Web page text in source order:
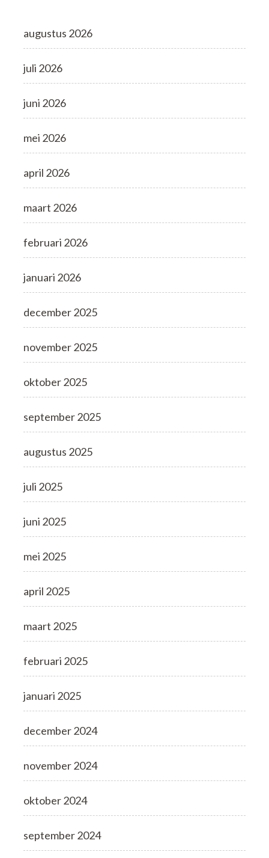
augustus 2026
juli 2026
juni 2026
mei 2026
april 2026
maart 2026
februari 2026
januari 2026
december 2025
november 2025
oktober 2025
september 2025
augustus 2025
juli 2025
juni 2025
mei 2025
april 2025
maart 2025
februari 2025
januari 2025
december 2024
november 2024
oktober 2024
september 2024